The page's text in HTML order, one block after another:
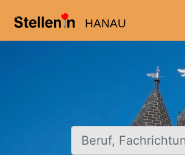
HANAU
Beruf, Fachrichtung, Firma